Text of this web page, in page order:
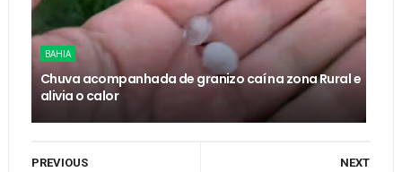
BAHIA
Chuva acompanhada de granizo caí na zona Rural e
alivia o calor
NEXT
PREVIOUS